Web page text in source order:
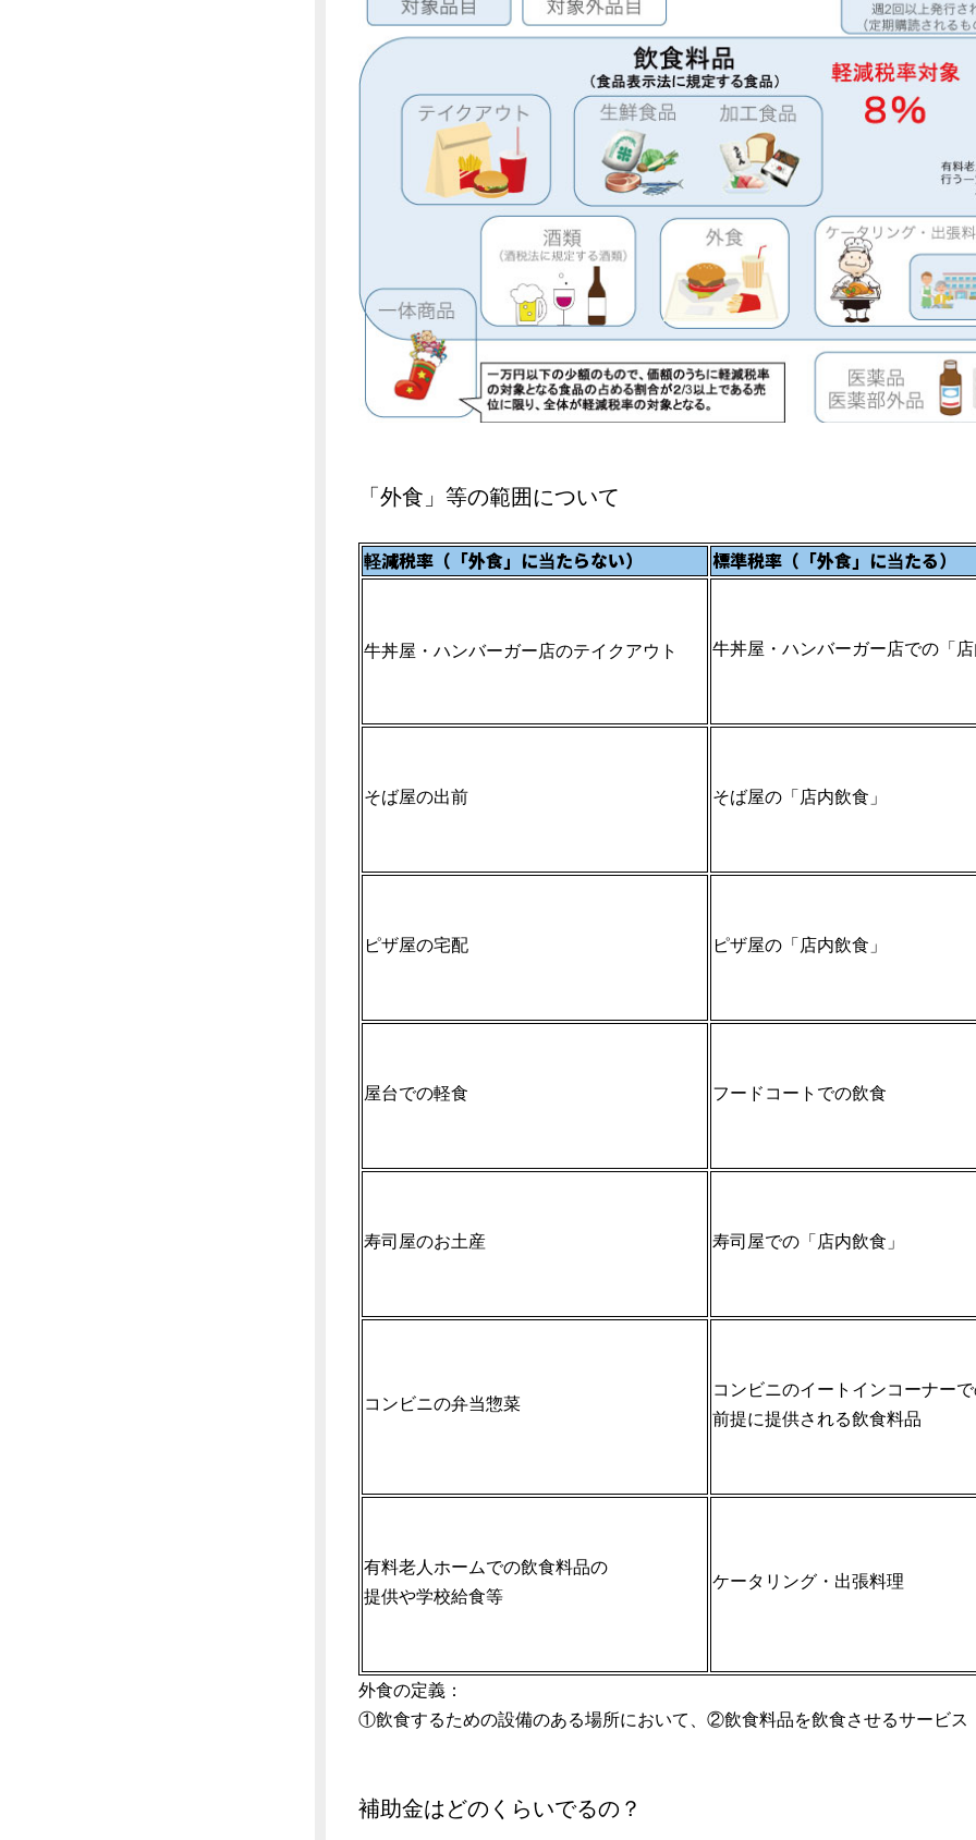
「外食」等の範囲について
軽減税率（「外食」に当たらない） 標準税率（「外食」に当たる）
牛丼屋・ハンバーガー店のテイクアウト 牛丼屋・ハンバーガー店での「
そば屋の出前 そば屋の「店内飲食」
ピザ屋の宅配 ピザ屋の「店内飲食」
屋台での軽食 フードコートでの飲食
寿司屋のお土産 寿司屋での「店内飲食」
コンビニの弁当惣菜
コンビニのイートインコーナー
前提に提供される飲食料品
有料老人ホームでの飲食料品の
提供や学校給食等
ケータリング・出張料理
外食の定義：
①飲食するための設備のある場所において、②飲食料品を飲食させるサービス
補助金はどのくらいでるの？